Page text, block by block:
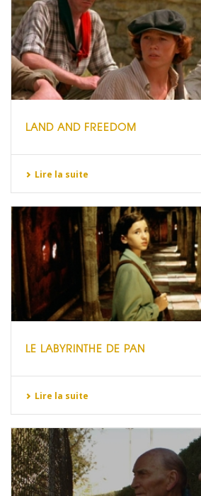
LAND AND FREEDOM
Lire la suite
LE LABYRINTHE DE PAN
Lire la suite